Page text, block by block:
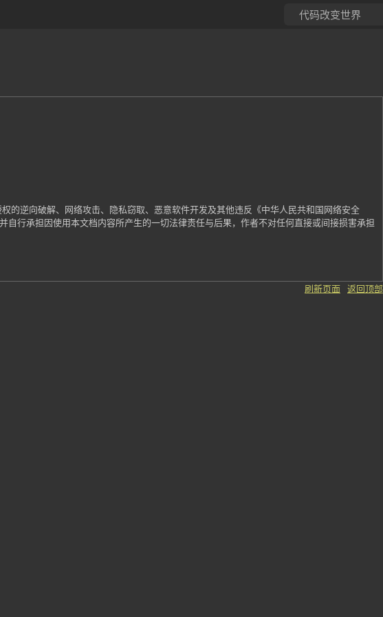
的逆向破解、网络攻击、隐私窃取、恶意软件开发及其他违反《中华人民共和国网络安全
行承担因使用本文档内容所产生的一切法律责任与后果，作者不对任何直接或间接损害承担
刷新页面 返回顶部